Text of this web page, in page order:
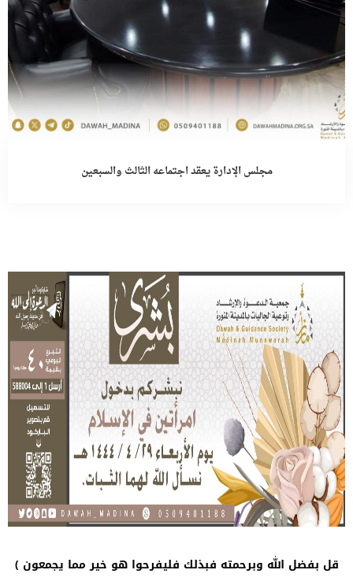
مجلس الإدارة يعقد اجتماعه الثالث والسبعين
قل بفضل الله وبرحمته فبذلك فليفرحوا هو خير مما يجمعون ﴾